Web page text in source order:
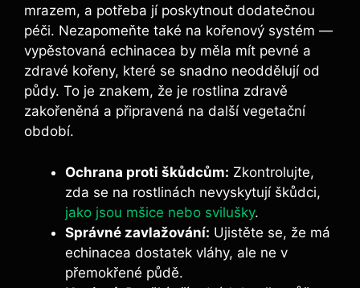
mrazem, a ‌potřeba jí poskytnout ⁣dodatečnou
péči. Nezapomeňte také na‌ kořenový systém —
vypěstovaná echinacea by měla mít ⁢pevné⁣ a
zdravé ⁢kořeny, ‍které se snadno neoddělují od
⁣půdy. To je znakem, že⁣ je ‍rostlina ⁤zdravě
zakořeněná ‌a připravená na další vegetační
období.
Ochrana​ proti škůdcům: Zkontrolujte,
zda ⁢se na ⁢rostlinách nevyskytují škůdci,
jako jsou⁣ mšice ⁣nebo svilušky.
Správné zavlažování: Ujistěte se, že má
echinacea dostatek⁣ vláhy, ale ne v
přemokřené půdě.